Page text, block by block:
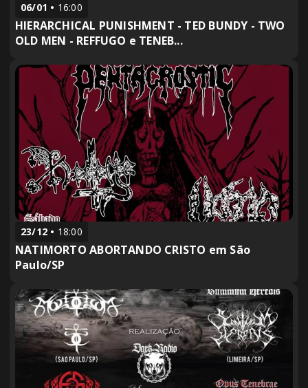
06/01 16:00
HIERARCHICAL PUNISHMENT - TED BUNDY - TWO
OLD MEN - REFFUGO e TENEB...
23/12 18:00
NATIMORTO ABORTANDO CRISTO em São
Paulo/SP